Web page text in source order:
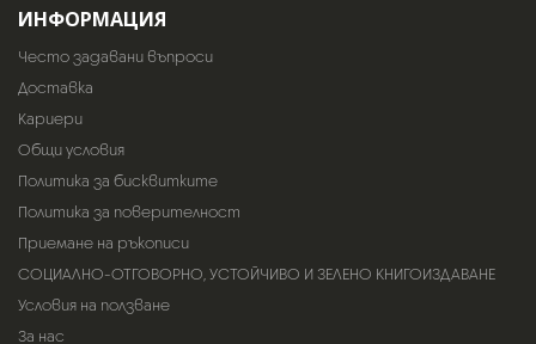
ИНФОРМАЦИЯ
Често задавани въпроси
Доставка
Кариери
Общи условия
Политика за бисквитките
Политика за поверителност
Приемане на ръкописи
СОЦИАЛНО-ОТГОВОРНО, УСТОЙЧИВО И ЗЕЛЕНО КНИГОИЗДАВАНЕ
Условия на ползване
За нас